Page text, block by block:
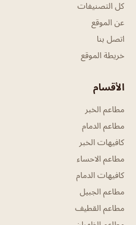
كل التصنيفات
عن الموقع
اتصل بنا
خريطة الموقع
الأقسام
مطاعم الخبر
مطاعم الدمام
كافيهات الخبر
مطاعم الاحساء
كافيهات الدمام
مطاعم الجبيل
مطاعم القطيف